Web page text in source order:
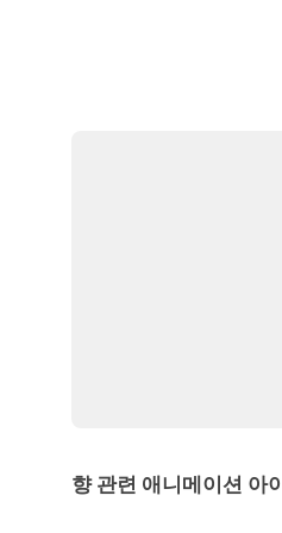
향 관련 애니메이션 아